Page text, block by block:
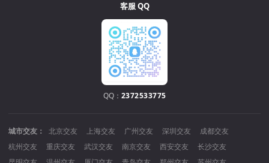
客服 QQ
QQ： 2372533775
城市交友： 北京交友 上海交友 广州交友 深圳交友
成都交友
杭州交友
重庆交友 武汉交友 南京交友 西安交友
长沙交友